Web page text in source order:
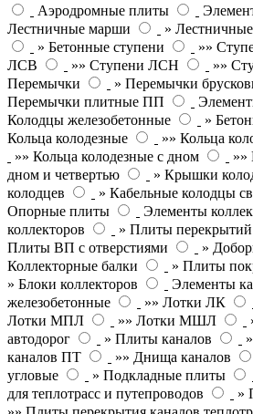
Аэродромные плиты
Лестничные марши
»
» Бетонные ступени
»»
ЛСВ
»» Ступени ЛСН
»»
Перемычки
» Перемычки
Перемычки плитные ПП
Колодцы железобетонные
»
Кольца колодезные
»» Кольца
»» Кольца колодезные с дном
»»
дном и четвертью
» Крышки
колодцев
» Кабельные колодцы
Опорные плиты
Элементы
коллекторов
» Плиты
Плиты ВП с отверстиями
»
Коллекторные балки
» Плиты
» Блоки коллекторов
Элементы
железобетонные
»» Лотки ЛК
Лотки МПЛ
»» Лотки МШЛ
автодорог
» Плиты каналов
каналов ПТ
»» Днища каналов
угловые
» Подкладные плиты
для теплотрасс и путепроводов
»